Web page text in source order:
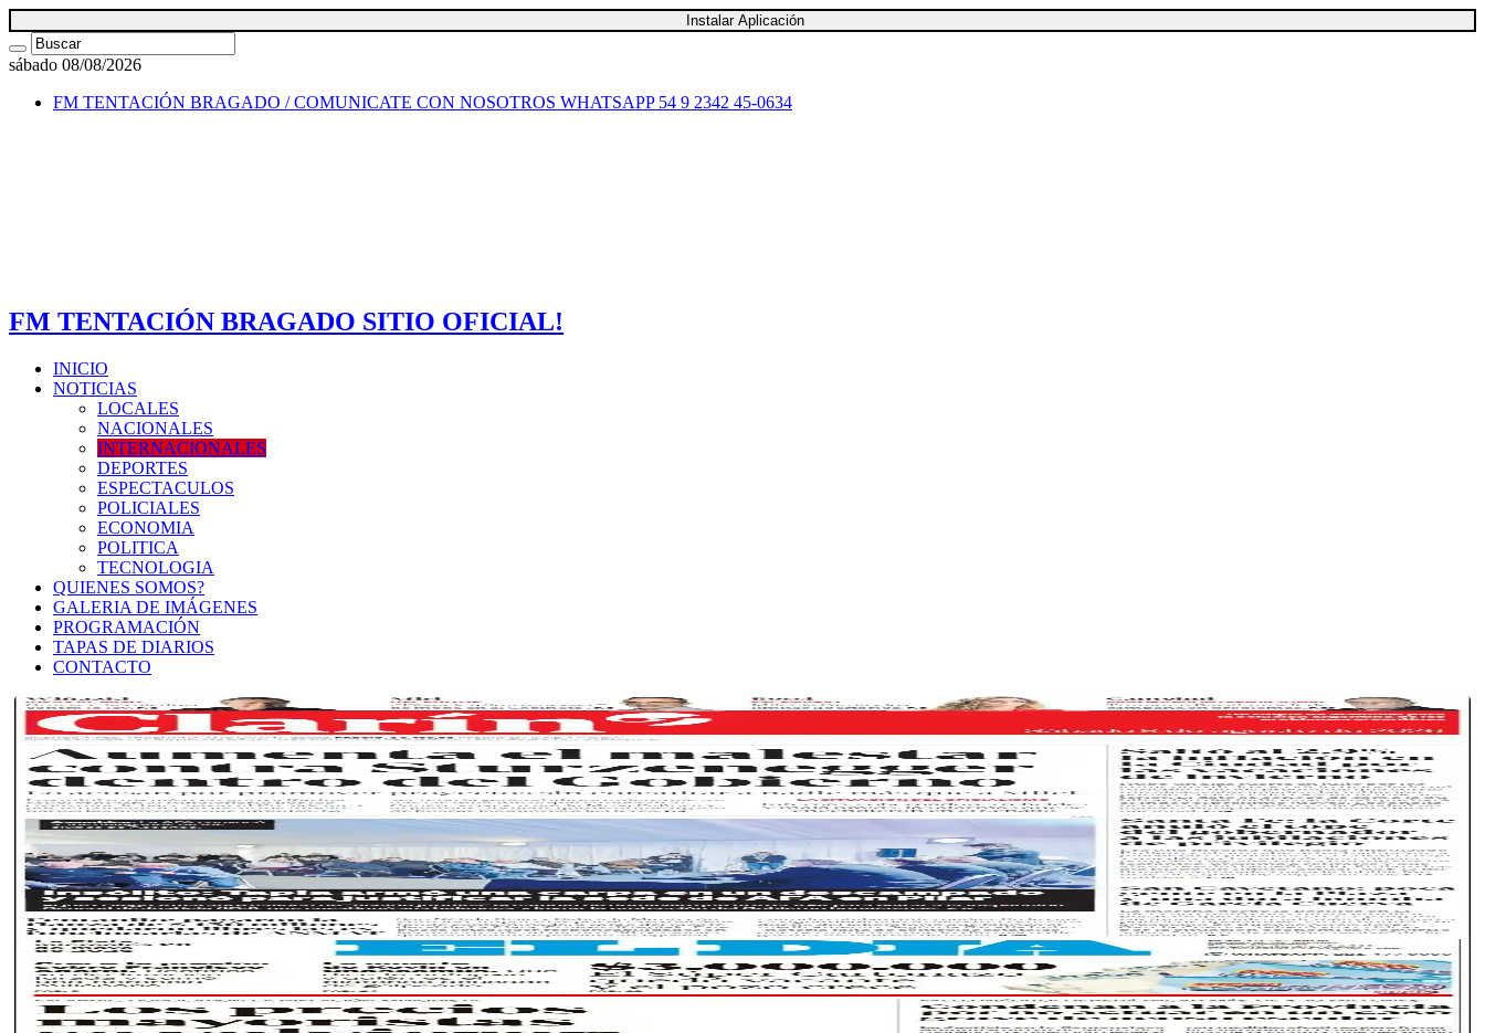
Instalar Aplicación
sábado 08/08/2026
FM TENTACIÓN BRAGADO / COMUNICATE CON NOSOTROS WHATSAPP 54 9 2342 45-0634
FM TENTACIÓN BRAGADO SITIO OFICIAL!
INICIO
NOTICIAS
LOCALES
NACIONALES
INTERNACIONALES
DEPORTES
ESPECTACULOS
POLICIALES
ECONOMIA
POLITICA
TECNOLOGIA
QUIENES SOMOS?
GALERIA DE IMÁGENES
PROGRAMACIÓN
TAPAS DE DIARIOS
CONTACTO